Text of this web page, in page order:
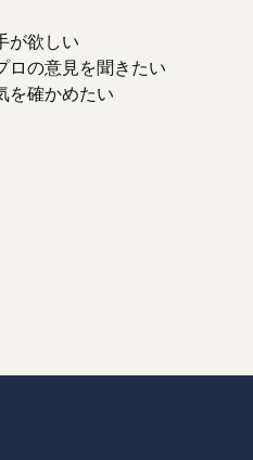
が欲しい
ロの意見を聞きたい
を確かめたい